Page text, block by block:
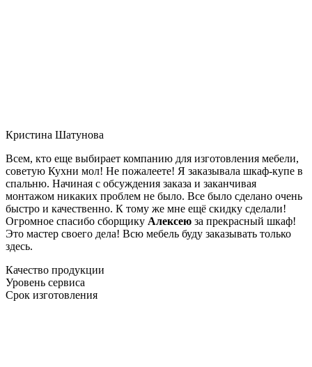
Кристина Шатунова
Всем, кто еще выбирает компанию для изготовления мебели,
советую Кухни мол! Не пожалеете! Я заказывала шкаф-купе в
спальню. Начиная с обсуждения заказа и заканчивая
монтажом никаких проблем не было. Все было сделано очень
быстро и качественно. К тому же мне ещё скидку сделали!
Огромное спасибо сборщику Алексею за прекрасный шкаф!
Это мастер своего дела! Всю мебель буду заказывать только
здесь.
Качество продукции
Уровень сервиса
Срок изготовления